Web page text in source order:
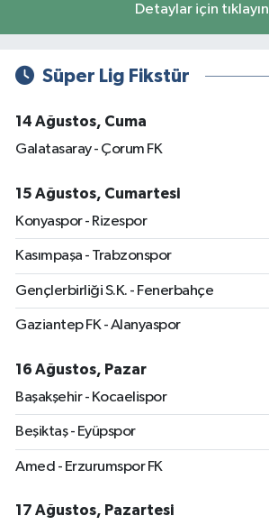
Detaylar için tıklayın
Süper Lig Fikstür
14 Ağustos, Cuma
Galatasaray - Çorum FK
15 Ağustos, Cumartesi
Konyaspor - Rizespor
Kasımpaşa - Trabzonspor
Gençlerbirliği S.K. - Fenerbahçe
Gaziantep FK - Alanyaspor
16 Ağustos, Pazar
Başakşehir - Kocaelispor
Beşiktaş - Eyüpspor
Amed - Erzurumspor FK
17 Ağustos, Pazartesi